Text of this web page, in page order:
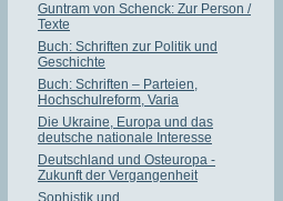
Guntram von Schenck: Zur Person /
Texte
Buch: Schriften zur Politik und
Geschichte
Buch: Schriften – Parteien,
Hochschulreform, Varia
Die Ukraine, Europa und das
deutsche nationale Interesse
Deutschland und Osteuropa -
Zukunft der Vergangenheit
Sophistik und